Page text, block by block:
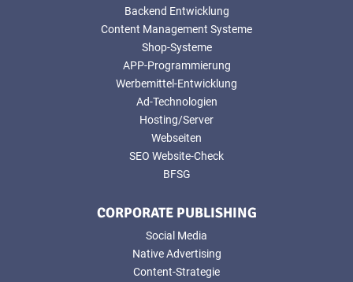
Backend Entwicklung
Content Management Systeme
Shop-Systeme
APP-Programmierung
Werbemittel-Entwicklung
Ad-Technologien
Hosting/Server
Webseiten
SEO Website-Check
BFSG
CORPORATE PUBLISHING
Social Media
Native Advertising
Content-Strategie